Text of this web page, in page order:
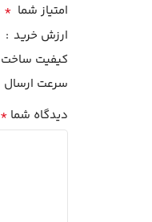
امتیاز شما *
ارزش خرید
کیفیت ساخت
سرعت ارسال
دیدگاه شما *